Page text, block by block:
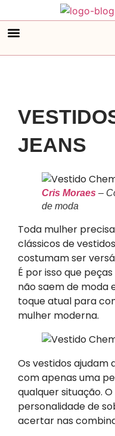
JEANS
Cris Moraes –
de moda
Toda mulher
clássicos de
costumam ser
É por isso que
não saem de moda
toque atual para
mulher moderna.
Os vestidos ajudam
com apenas uma
qualquer situação. O
personalidade de
acertar nas